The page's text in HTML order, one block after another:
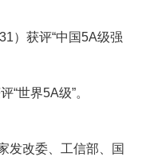
）获评“中国5A级强
“世界5A级”。
改委、工信部、国